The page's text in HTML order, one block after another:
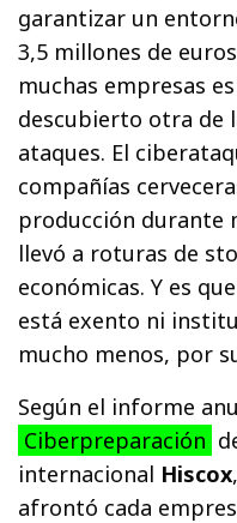
garantizar un
3,5 millones de
muchas empresas
descubierto otra de
ataques. El
compañías
producción durante
llevó a roturas de
económicas. Y es
está exento ni
mucho menos, por
Según el informe
Ciberpreparación
internacional Hiscox
afrontó cada